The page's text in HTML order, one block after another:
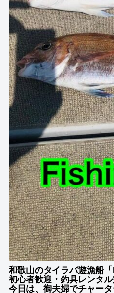
和歌山のタイラバ遊漁船
初心者歓迎・釣具レンタ
今日は、御夫婦でチャー